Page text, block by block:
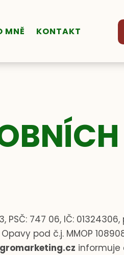
MNĚ KONTAKT
747 06, IČ: 01324306,
pod č.j. MMOP
informuje